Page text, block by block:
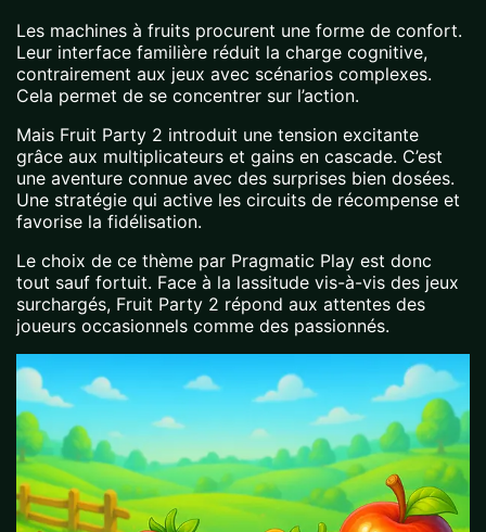
Les machines à fruits procurent une forme de confort.
Leur interface familière réduit la charge cognitive,
contrairement aux jeux avec scénarios complexes.
Cela permet de se concentrer sur l’action.
Mais Fruit Party 2 introduit une tension excitante
grâce aux multiplicateurs et gains en cascade. C’est
une aventure connue avec des surprises bien dosées.
Une stratégie qui active les circuits de récompense et
favorise la fidélisation.
Le choix de ce thème par Pragmatic Play est donc
tout sauf fortuit. Face à la lassitude vis-à-vis des jeux
surchargés, Fruit Party 2 répond aux attentes des
joueurs occasionnels comme des passionnés.